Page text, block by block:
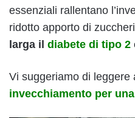
essenziali rallentano
ridotto apporto di
larga il diabete di tipo 2
Vi suggeriamo di leggere
invecchiamento per